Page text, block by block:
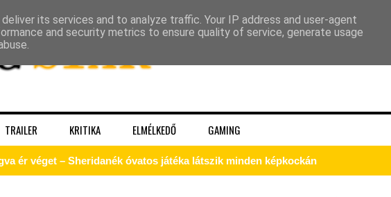
TRAILER KRITIKA ELMÉLKEDŐ GAMING
ér véget – Sheridanék óvatos játéka látszik minden képkockán
– a Kirk, akit a Prime‑idősík soha nem ad vissza
its services and to analyze traffic. Your IP address and user-agent
and security metrics to ensure quality of service, generate usage